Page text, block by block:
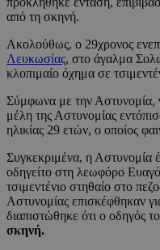
από τη σκηνή.
Ακολούθως, ο 29χρονος
Λευκωσίας, στο άγαλμα
κλοπιμαίο όχημα σε
Σύμφωνα με την Αστυνομία,
μέλη της Αστυνομίας
ηλικίας 29 ετών, ο οποίος
Συγκεκριμένα, η Αστυνομία
οδηγείτο στη λεωφόρο
τσιμεντένιο στηθαίο στο
Αστυνομίας επισκέφθηκαν
διαπιστώθηκε ότι ο οδηγός
σκηνή.